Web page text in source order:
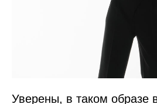
Уверены, в таком образе